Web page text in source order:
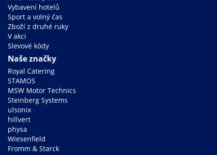
Vybavení hotelů
Sport a volný čas
Zboží z druhé ruky
V akci
Slevové kódy
Naše značky
Royal Catering
STAMOS
MSW Motor Technics
Steinberg Systems
ulsonix
hillvert
physa
Wiesenfield
Fromm & Starck